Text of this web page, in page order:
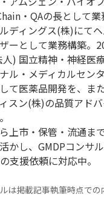
・QAの長として
ディングス(株)にて
ーとして業務構築。
) 国立精神・神経医
ル・メディカルセン
て医薬品開発を、ま
スン(株)の品質アド
上市・保管・流通ま
かし、GMDPコンサ
支援依頼に対応中。
は掲載記事執筆時点での